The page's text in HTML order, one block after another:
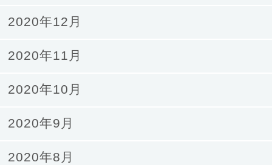
2020年12月
2020年11月
2020年10月
2020年9月
2020年8月